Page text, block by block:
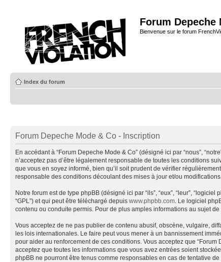
Forum Depeche
Bienvenue sur le forum
Index du forum
Forum Depeche Mode & Co - Inscription
En accédant à “Forum Depeche Mode & Co” (désigné ici par “nous”,
n’acceptez pas d’être légalement responsable de toutes les conditions
que vous en soyez informé, bien qu’il soit prudent de vérifier
responsable des conditions découlant des mises à jour et/ou modifications.
Notre forum est de type phpBB (désigné ici par “ils”, “eux”, “leur”,
“GPL”) et qui peut être téléchargé depuis www.phpbb.com . Le logiciel
contenu ou conduite permis. Pour de plus amples informations au sujet
Vous acceptez de ne pas publier de contenu abusif, obscène, vulgaire,
les lois internationales. Le faire peut vous mener à un bannissement
pour aider au renforcement de ces conditions. Vous acceptez que
acceptez que toutes les informations que vous avez entrées soient
phpBB ne pourront être tenus comme responsables en cas de tentative